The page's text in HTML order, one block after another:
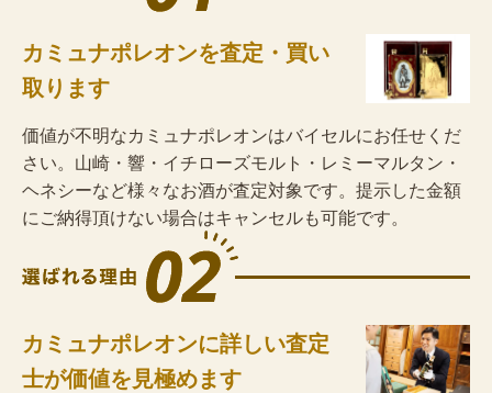
カミュナポレオンを査定・買い
取ります
価値が不明なカミュナポレオンはバイセルにお任せくだ
さい。山崎・響・イチローズモルト・レミーマルタン・
ヘネシーなど様々なお酒が査定対象です。提示した金額
にご納得頂けない場合はキャンセルも可能です。
カミュナポレオンに詳しい査定
士が価値を見極めます